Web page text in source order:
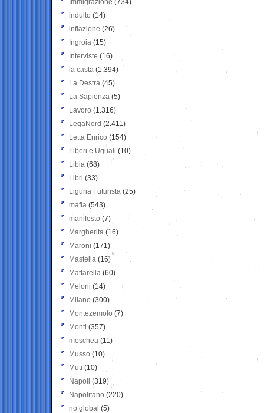
Immigrazione (734)
indulto (14)
inflazione (26)
Ingroia (15)
Interviste (16)
la casta (1.394)
La Destra (45)
La Sapienza (5)
Lavoro (1.316)
LegaNord (2.411)
Letta Enrico (154)
Liberi e Uguali (10)
Libia (68)
Libri (33)
Liguria Futurista (25)
mafia (543)
manifesto (7)
Margherita (16)
Maroni (171)
Mastella (16)
Mattarella (60)
Meloni (14)
Milano (300)
Montezemolo (7)
Monti (357)
moschea (11)
Musso (10)
Muti (10)
Napoli (319)
Napolitano (220)
no global (5)